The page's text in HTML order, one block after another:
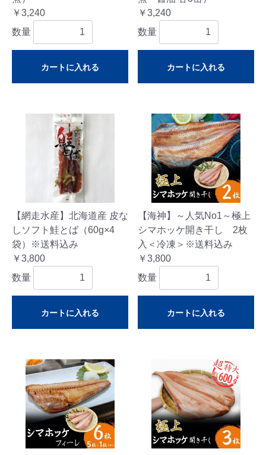
￥3,240
数量
カートに入れる
￥3,240
数量
カートに入れる
【網走水産】北海道産 皮な
しソフト鮭とば（60g×4
袋）※送料込み
￥3,800
数量
カートに入れる
【海神】～人気No1～極上
シマホッケ開き干し 2枚
入＜冷凍＞※送料込み
￥3,800
数量
カートに入れる